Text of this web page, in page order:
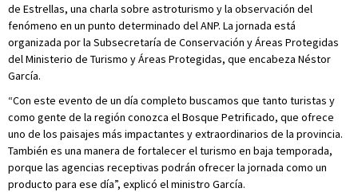
de Estrellas, una charla sobre astroturismo y la observación del
fenómeno en un punto determinado del ANP. La jornada está
organizada por la Subsecretaría de Conservación y Áreas Protegidas
del Ministerio de Turismo y Áreas Protegidas, que encabeza Néstor
García.
“Con este evento de un día completo buscamos que tanto turistas y
como gente de la región conozca el Bosque Petrificado, que ofrece
uno de los paisajes más impactantes y extraordinarios de la provincia.
También es una manera de fortalecer el turismo en baja temporada,
porque las agencias receptivas podrán ofrecer la jornada como un
producto para ese día”, explicó el ministro García.